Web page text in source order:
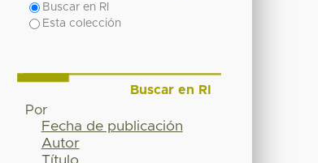
Buscar en RI
Esta colección
Buscar en RI
Por
Fecha de publicación
Autor